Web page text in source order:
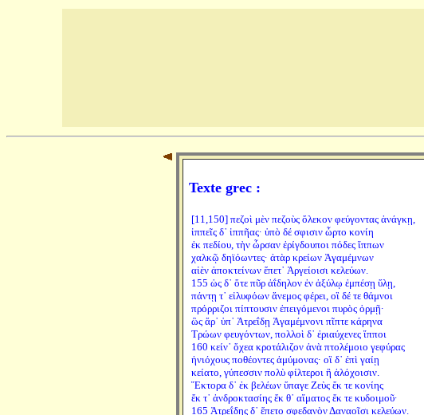
Texte grec :
[11,150] πεζοὶ μὲν πεζοὺς ὄλεκον φεύγοντας ἀνάγκῃ,
ἱππεῖς δ᾽ ἱππῆας· ὑπὸ δέ σφισιν ὦρτο κονίη
ἐκ πεδίου, τὴν ὦρσαν ἐρίγδουποι πόδες ἵππων
χαλκῷ δηϊόωντες· ἀτὰρ κρείων Ἀγαμέμνων
αἰὲν ἀποκτείνων ἕπετ᾽ Ἀργείοισι κελεύων.
155 ὡς δ᾽ ὅτε πῦρ ἀΐδηλον ἐν ἀξύλῳ ἐμπέσῃ ὕλῃ,
πάντῃ τ᾽ εἰλυφόων ἄνεμος φέρει, οἳ δέ τε θάμνοι
πρόρριζοι πίπτουσιν ἐπειγόμενοι πυρὸς ὁρμῇ·
ὣς ἄρ᾽ ὑπ᾽ Ἀτρεΐδῃ Ἀγαμέμνονι πῖπτε κάρηνα
Τρώων φευγόντων, πολλοὶ δ᾽ ἐριαύχενες ἵπποι
160 κείν᾽ ὄχεα κροτάλιζον ἀνὰ πτολέμοιο γεφύρας
ἡνιόχους ποθέοντες ἀμύμονας· οἳ δ᾽ ἐπὶ γαίῃ
κείατο, γύπεσσιν πολὺ φίλτεροι ἢ ἀλόχοισιν.
Ἕκτορα δ᾽ ἐκ βελέων ὕπαγε Ζεὺς ἔκ τε κονίης
ἔκ τ᾽ ἀνδροκτασίης ἔκ θ᾽ αἵματος ἔκ τε κυδοιμοῦ·
165 Ἀτρεΐδης δ᾽ ἕπετο σφεδανὸν Δαναοῖσι κελεύων.